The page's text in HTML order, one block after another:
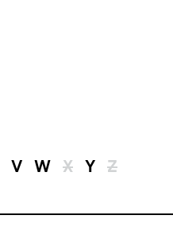
V W X Y Z